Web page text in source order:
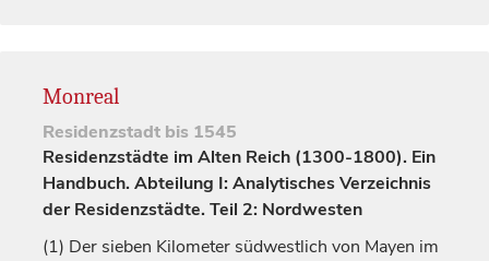
Monreal
Residenzstadt bis 1545
Residenzstädte im Alten Reich (1300-1800). Ein
Handbuch. Abteilung I: Analytisches Verzeichnis
der Residenzstädte. Teil 2: Nordwesten
(1) Der sieben Kilometer südwestlich von Mayen im